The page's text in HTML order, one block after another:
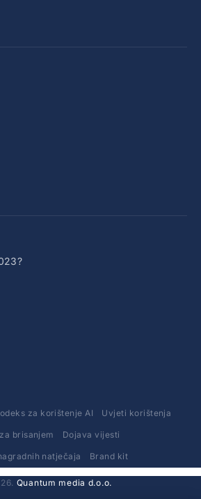
za korištenje AI Uvjeti korištenja
brisanjem Dojava vijesti
natječaja Brand kit
Quantum media d.o.o.